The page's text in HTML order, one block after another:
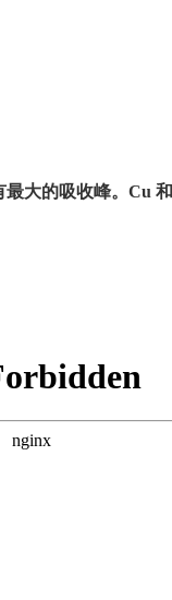
最大的吸收峰。 Cu 和